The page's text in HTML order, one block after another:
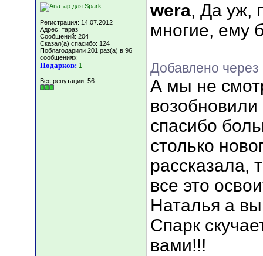
Регистрация: 14.07.2012
Адрес: тараз
Сообщений: 204
Сказал(а) спасибо: 124
Поблагодарили 201 раз(а) в 96
сообщениях
Подарков: 1
Вес репутации: 56
wera, Да уж,
многие, ему
Добавлено
А мы не
спасибо
столько
рассказала,
все это
Наталья а
Спарк
вами!!!